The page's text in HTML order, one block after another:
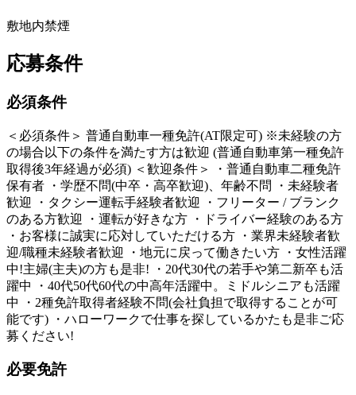
敷地内禁煙
応募条件
必須条件
＜必須条件＞ 普通自動車一種免許(AT限定可) ※未経験の方
の場合以下の条件を満たす方は歓迎 (普通自動車第一種免許
取得後3年経過が必須) ＜歓迎条件＞ ・普通自動車二種免許
保有者 ・学歴不問(中卒・高卒歓迎)、年齢不問 ・未経験者
歓迎 ・タクシー運転手経験者歓迎 ・フリーター / ブランク
のある方歓迎 ・運転が好きな方 ・ドライバー経験のある方
・お客様に誠実に応対していただける方 ・業界未経験者歓
迎/職種未経験者歓迎 ・地元に戻って働きたい方 ・女性活躍
中!主婦(主夫)の方も是非! ・20代30代の若手や第二新卒も活
躍中 ・40代50代60代の中高年活躍中。ミドルシニアも活躍
中 ・2種免許取得者経験不問(会社負担で取得することが可
能です) ・ハローワークで仕事を探しているかたも是非ご応
募ください!
必要免許